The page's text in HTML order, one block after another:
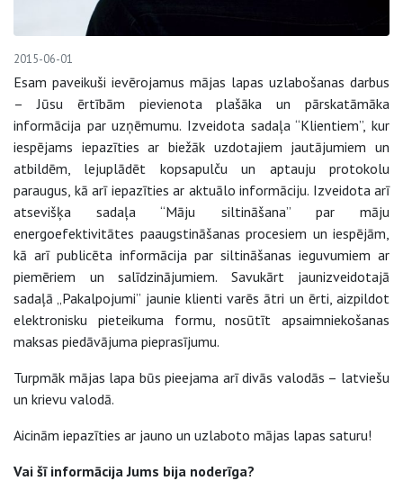
2015-06-01
Esam paveikuši ievērojamus mājas lapas uzlabošanas darbus
– Jūsu ērtībām pievienota plašāka un pārskatāmāka
informācija par uzņēmumu. Izveidota sadaļa “Klientiem”, kur
iespējams iepazīties ar biežāk uzdotajiem jautājumiem un
atbildēm, lejuplādēt kopsapulču un aptauju protokolu
paraugus, kā arī iepazīties ar aktuālo informāciju. Izveidota arī
atsevišķa sadaļa “Māju siltināšana” par māju
energoefektivitātes paaugstināšanas procesiem un iespējām,
kā arī publicēta informācija par siltināšanas ieguvumiem ar
piemēriem un salīdzinājumiem. Savukārt jaunizveidotajā
sadaļā „Pakalpojumi” jaunie klienti varēs ātri un ērti, aizpildot
elektronisku pieteikuma formu, nosūtīt apsaimniekošanas
maksas piedāvājuma pieprasījumu.
Turpmāk mājas lapa būs pieejama arī divās valodās – latviešu
un krievu valodā.
Aicinām iepazīties ar jauno un uzlaboto mājas lapas saturu!
Vai šī informācija Jums bija noderīga?